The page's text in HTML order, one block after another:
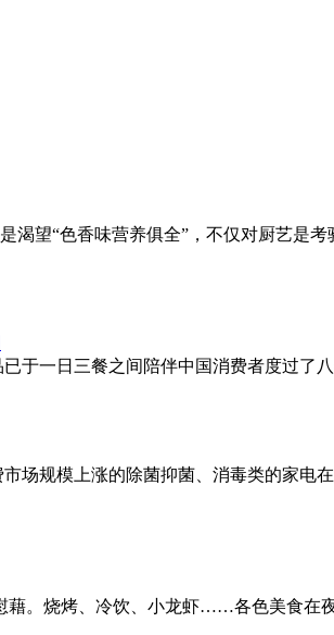
渴望“色香味营养俱全”，不仅对厨艺是
于一日三餐之间陪伴中国消费者度过了
场规模上涨的除菌抑菌、消毒类的家电
藉。烧烤、冷饮、小龙虾……各色美食在